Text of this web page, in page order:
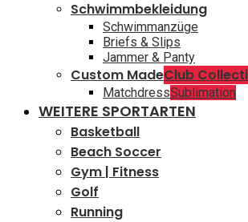
Schwimmbekleidung
Schwimmanzüge
Briefs & Slips
Jammer & Panty
Custom MadeClub
MatchdressSublimation
WEITERE SPORTARTEN
Basketball
Beach Soccer
Gym | Fitness
Golf
Running